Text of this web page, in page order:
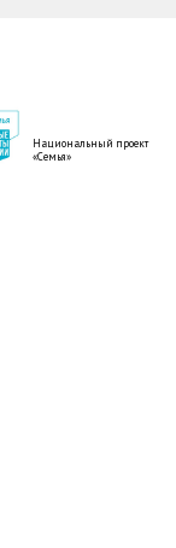
Национальный проект
«Семья»